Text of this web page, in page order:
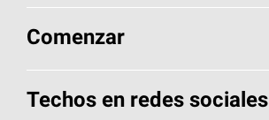
Encuentre un contratista
Componentes para techos
Aspectos básicos sobre techos
Herramientas de diseño y color
Comenzar
Llame al 1-800-GET-PINK®
Techos en redes sociales